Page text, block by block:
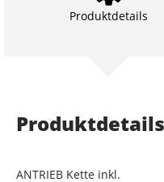
Produktdetails
Produktdetails
ANTRIEB Kette inkl.